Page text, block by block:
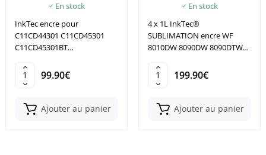
En stock
InkTec encre pour
C11CD44301 C11CD45301
C11CD45301BT
99.90€
Ajouter au panier
En stock
4 x 1L InkTec®
SUBLIMATION encre WF
8010DW 8090DW 8090DTW
199.90€
Ajouter au panier